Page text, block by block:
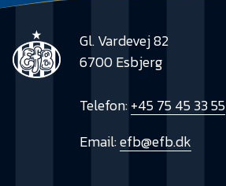
Gl. Vardevej 82
6700 Esbjerg
Telefon:+45 75 45 33 55
Email:efb@efb.dk